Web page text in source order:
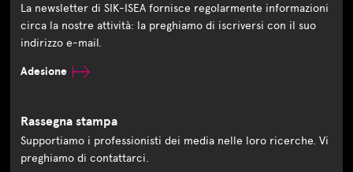
La newsletter di SIK-ISEA fornisce regolarmente informazioni
circa la nostre attività: la preghiamo di iscriversi con il suo
indirizzo e-mail.
Adesione
Rassegna stampa
Supportiamo i professionisti dei media nelle loro ricerche. Vi
preghiamo di contattarci.